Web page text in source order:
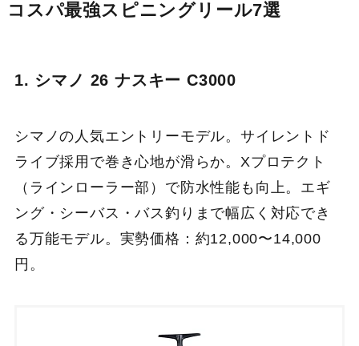
コスパ最強スピニングリール7選
1. シマノ 26 ナスキー C3000
シマノの人気エントリーモデル。サイレントド
ライブ採用で巻き心地が滑らか。Xプロテクト
（ラインローラー部）で防水性能も向上。エギ
ング・シーバス・バス釣りまで幅広く対応でき
る万能モデル。実勢価格：約12,000〜14,000
円。